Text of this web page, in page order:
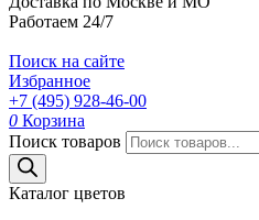
Работаем 24/7
Поиск на сайте
Избранное
+7 (495) 928-46-00
0 Корзина
Поиск товаров
Каталог цветов